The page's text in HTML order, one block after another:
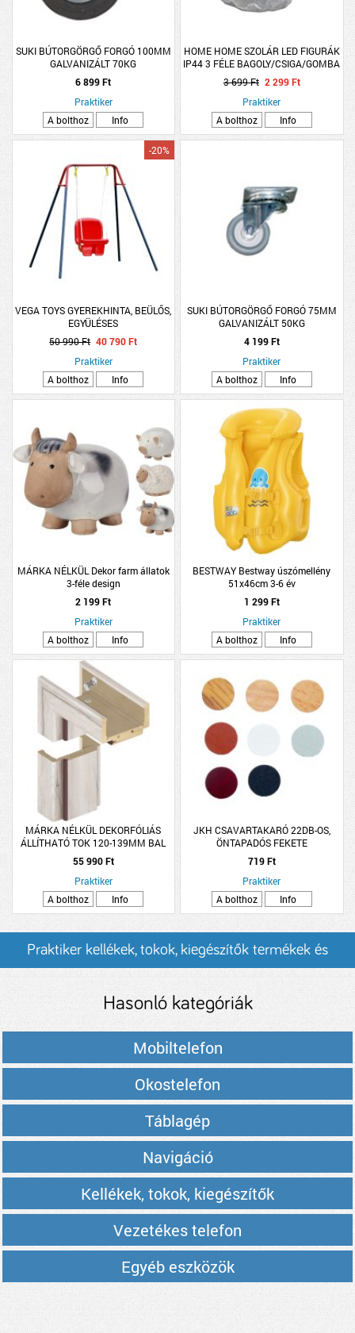
SUKI BÚTORGÖRGŐ FORGÓ 100MM
GALVANIZÁLT 70KG
6 899 Ft
Praktiker
A bolthoz
Info
HOME HOME SZOLÁR LED FIGURÁK
IP44 3 FÉLE BAGOLY/CSIGA/GOMBA
12,5-13CM
3 699 Ft 2 299 Ft
Praktiker
A bolthoz
Info
VEGA TOYS GYEREKHINTA, BEÜLŐS,
EGYÜLÉSES
-20%
50 990 Ft 40 790 Ft
Praktiker
A bolthoz
Info
SUKI BÚTORGÖRGŐ FORGÓ 75MM
GALVANIZÁLT 50KG
4 199 Ft
Praktiker
A bolthoz
Info
MÁRKA NÉLKÜL Dekor farm állatok
3-féle design
2 199 Ft
Praktiker
A bolthoz
Info
BESTWAY Bestway úszómellény
51x46cm 3-6 év
1 299 Ft
Praktiker
A bolthoz
Info
MÁRKA NÉLKÜL DEKORFÓLIÁS
ÁLLÍTHATÓ TOK 120-139MM BAL
HAVAS TÖLGY 90X210CM BELTÉRI
AJTÓHOZ
55 990 Ft
Praktiker
A bolthoz
Info
JKH CSAVARTAKARÓ 22DB-OS,
ÖNTAPADÓS FEKETE
719 Ft
Praktiker
A bolthoz
Info
Praktiker kellékek, tokok, kiegészítők termékek és
Hasonló kategóriák
Mobiltelefon
Okostelefon
Táblagép
Navigáció
Kellékek, tokok, kiegészítők
Vezetékes telefon
Egyéb eszközök